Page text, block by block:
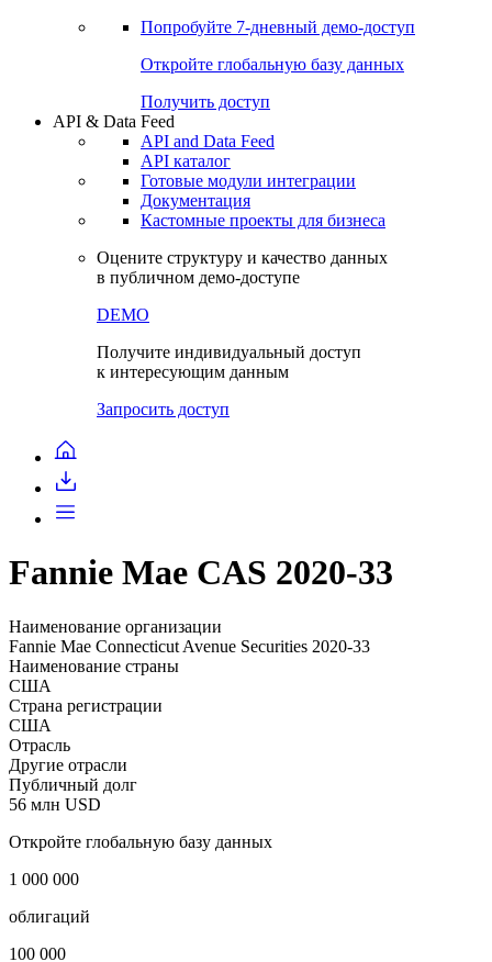
Попробуйте 7-дневный демо-доступ
Откройте глобальную базу данных
Получить доступ
API & Data Feed
API and Data Feed
API каталог
Готовые модули интеграции
Документация
Кастомные проекты для бизнеса
Оцените структуру и качество данных
в публичном демо-доступе
DEMO
Получите индивидуальный доступ
к интересующим данным
Запросить доступ
Fannie Mae CAS 2020-33
Наименование организации
Fannie Mae Connecticut Avenue Securities 2020-33
Наименование страны
США
Страна регистрации
США
Отрасль
Другие отрасли
Публичный долг
56 млн USD
Откройте глобальную базу данных
1 000 000
облигаций
100 000